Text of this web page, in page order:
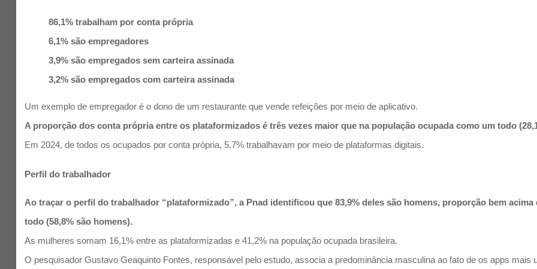
86,1% trabalham por conta própria
6,1% são empregadores
3,9% são empregados sem carteira assinada
3,2% são empregados com carteira assinada
Um exemplo de empregador é o dono de um restaurante que vende refeições por meio de aplicativo.
A proporção dos conta própria entre os plataformizados é três vezes maior que na população ocupada como um todo
Em 2024, de todos os ocupados por conta própria, 5,7% trabalhavam por meio de plataformas digitais.
Perfil do trabalhador
Ao traçar o perfil do trabalhador “plataformizado”, a Pnad identificou que 83,9% deles são homens, proporção bem
todo (58,8% são homens).
As mulheres somam 16,1% entre as plataformizadas e 41,2% na população ocupada brasileira.
O pesquisador Gustavo Geaquinto Fontes, responsável pelo estudo, associa a predominância masculina ao fato de os apps